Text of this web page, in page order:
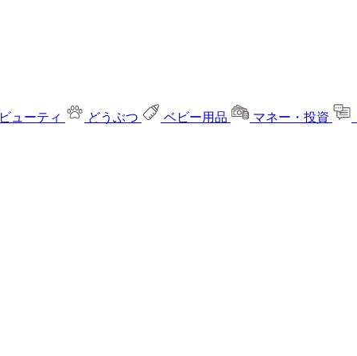
ビューティ どうぶつ ベビー用品 マネー・投資